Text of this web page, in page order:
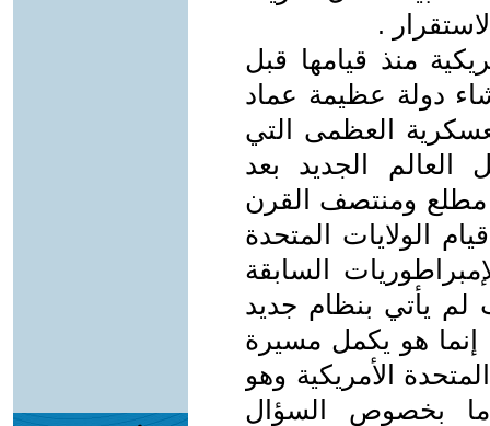
.
منذ قيامها قبل
دولة عظيمة عماد
العظمى التي
الجديد بعد
مطلع ومنتصف القرن
الولايات المتحدة
السابقة
لم يأتي بنظام جديد
إنما هو يكمل مسيرة
الأمريكية وهو
أما بخصوص السؤال